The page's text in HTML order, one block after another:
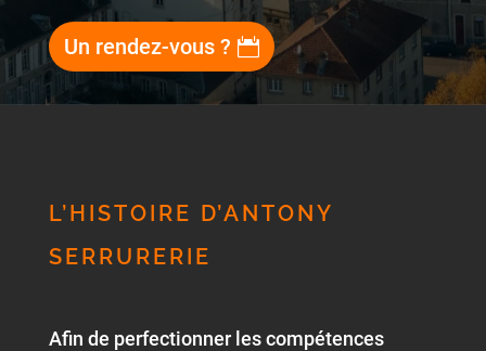
Un rendez-vous ?
L’HISTOIRE D’ANTONY
SERRURERIE
Afin de perfectionner les compétences